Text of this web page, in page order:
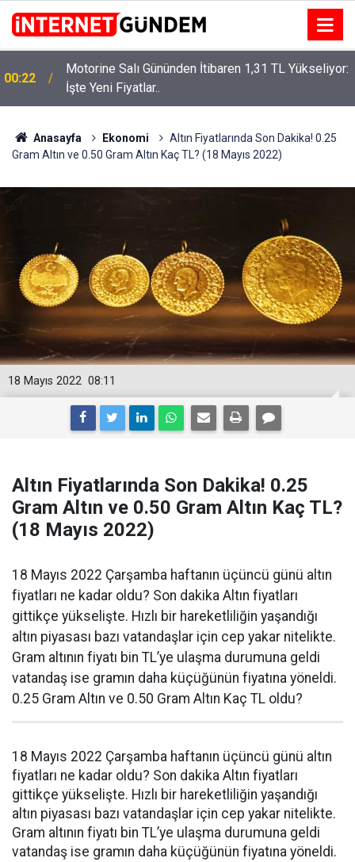
00:22
Motorine Salı Gününden İtibaren 1,31 TL Yükseliyor:
İşte Yeni Fiyatlar..
15:58
Neşet Ertaş’a “Bozkırın Tezenesi” Lakabını Kim
Verdi? Beyaz’la Joker Sorusunun Cevabı Merak
Anasayfa Ekonomi
Altın Fiyatlarında Son Dakika! 0.25
Gram Altın ve 0.50 Gram Altın Kaç TL? (18 Mayıs 2022)
08:11
18 Mayıs 2022
Altın Fiyatlarında Son Dakika! 0.25
Gram Altın ve 0.50 Gram Altın Kaç TL?
(18 Mayıs 2022)
18 Mayıs 2022 Çarşamba haftanın üçüncü günü altın
fiyatları ne kadar oldu? Son dakika Altın fiyatları
gittikçe yükselişte. Hızlı bir hareketliliğin yaşandığı
altın piyasası bazı vatandaşlar için cep yakar nitelikte.
Gram altının fiyatı bin TL’ye ulaşma durumuna geldi
vatandaş ise gramın daha küçüğünün fiyatına yöneldi.
0.25 Gram Altın ve 0.50 Gram Altın Kaç TL oldu?
18 Mayıs 2022 Çarşamba haftanın üçüncü günü altın
fiyatları ne kadar oldu? Son dakika Altın fiyatları
gittikçe yükselişte. Hızlı bir hareketliliğin yaşandığı
altın piyasası bazı vatandaşlar için cep yakar nitelikte.
Gram altının fiyatı bin TL’ye ulaşma durumuna geldi
vatandaş ise gramın daha küçüğünün fiyatına yöneldi.